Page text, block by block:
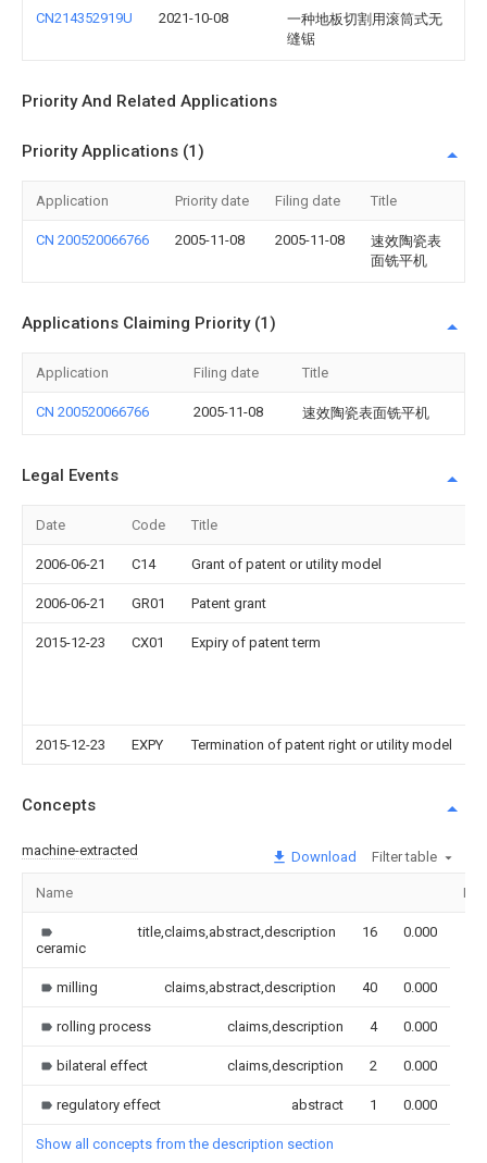
CN214352919U 2021-10-08
一种地板切割用滚筒式无
缝锯
Priority And Related Applications
Priority Applications (1)
Application Priority date Filing date Title
CN 200520066766 2005-11-08 2005-11-08
速效陶瓷表
面铣平机
Applications Claiming Priority (1)
Application Filing date Title
CN 200520066766 2005-11-08 速效陶瓷表面铣平机
Legal Events
Date Code Title
2006-06-21 C14 Grant of patent or utility model
2006-06-21 GR01 Patent grant
2015-12-23 CX01 Expiry of patent term
2015-12-23 EXPY Termination of patent right or utility model
Concepts
machine-extracted Download Filter table
Name
ceramic
title,claims,abstract,description 16 0.000
milling claims,abstract,description 40 0.000
rolling process claims,description 4 0.000
bilateral effect claims,description 2 0.000
regulatory effect abstract 1 0.000
Show all concepts from the description section